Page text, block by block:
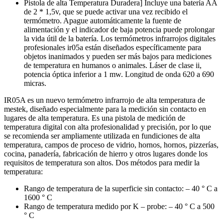
Pistola de alta Temperatura Duradera] Incluye una batería AA
de 2 * 1,5v, que se puede activar una vez recibido el
termómetro. Apague automáticamente la fuente de
alimentación y el indicador de baja potencia puede prolongar
la vida útil de la batería. Los termómetros infrarrojos digitales
profesionales ir05a están diseñados específicamente para
objetos inanimados y pueden ser más bajos para mediciones
de temperatura en humanos o animales. Láser de clase ii,
potencia óptica inferior a 1 mw. Longitud de onda 620 a 690
micras.
IR05A es un nuevo termómetro infrarrojo de alta temperatura de
mestek, diseñado especialmente para la medición sin contacto en
lugares de alta temperatura. Es una pistola de medición de
temperatura digital con alta profesionalidad y precisión, por lo que
se recomienda ser ampliamente utilizada en fundiciones de alta
temperatura, campos de proceso de vidrio, hornos, hornos, pizzerías,
cocina, panadería, fabricación de hierro y otros lugares donde los
requisitos de temperatura son altos. Dos métodos para medir la
temperatura:
Rango de temperatura de la superficie sin contacto: – 40 ° C a
1600 ° C
Rango de temperatura medido por K – probe: – 40 ° C a 500
° C